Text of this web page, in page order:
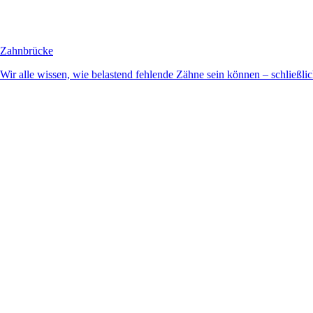
Zahnbrücke
Wir alle wissen, wie belastend fehlende Zähne sein können –